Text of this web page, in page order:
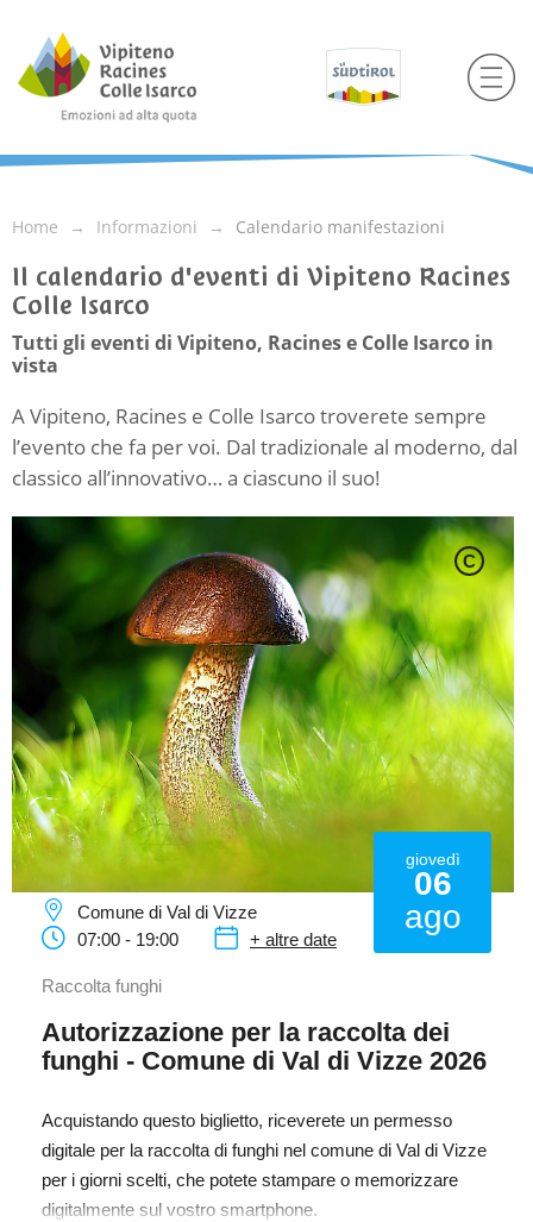
Home Informazioni Calendario manifestazioni
Il calendario d'eventi di Vipiteno Racines
Colle Isarco
Tutti gli eventi di Vipiteno, Racines e Colle Isarco in
vista
A Vipiteno, Racines e Colle Isarco troverete sempre
l’evento che fa per voi. Dal tradizionale al moderno, dal
classico all’innovativo… a ciascuno il suo!
C
giovedì
06
ago
Comune di Val di Vizze
07:00 - 19:00
+ altre date
Raccolta funghi
Autorizzazione per la raccolta dei
funghi - Comune di Val di Vizze 2026
Acquistando questo biglietto, riceverete un permesso
digitale per la raccolta di funghi nel comune di Val di Vizze
per i giorni scelti, che potete stampare o memorizzare
digitalmente sul vostro smartphone.